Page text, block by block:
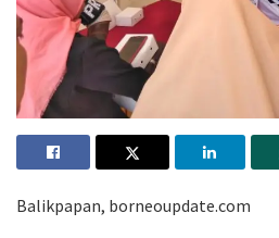
Balikpapan, borneoupdate.com